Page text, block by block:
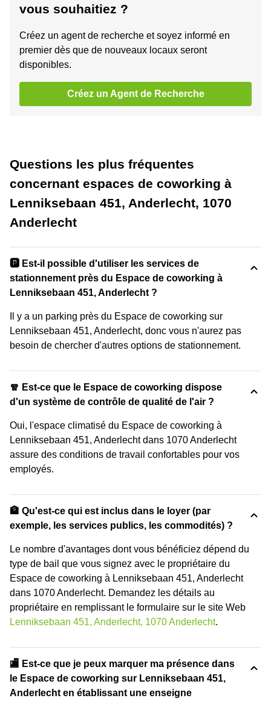
vous souhaitiez ?
Créez un agent de recherche et soyez informé en
premier dès que de nouveaux locaux seront
disponibles.
Créez un Agent de Recherche
Questions les plus fréquentes
concernant espaces de coworking à
Lenniksebaan 451, Anderlecht, 1070
Anderlecht
🅿️ Est-il possible d'utiliser les services de
stationnement près du Espace de coworking à
Lenniksebaan 451, Anderlecht ?
Il y a un parking près du Espace de coworking sur
Lenniksebaan 451, Anderlecht, donc vous n'aurez pas
besoin de chercher d'autres options de stationnement.
🧣 Est-ce que le Espace de coworking dispose
d'un système de contrôle de qualité de l'air ?
Oui, l'espace climatisé du Espace de coworking à
Lenniksebaan 451, Anderlecht dans 1070 Anderlecht
assure des conditions de travail confortables pour vos
employés.
🏦 Qu'est-ce qui est inclus dans le loyer (par
exemple, les services publics, les commodités) ?
Le nombre d'avantages dont vous bénéficiez dépend du
type de bail que vous signez avec le propriétaire du
Espace de coworking à Lenniksebaan 451, Anderlecht
dans 1070 Anderlecht. Demandez les détails au
propriétaire en remplissant le formulaire sur le site Web
Lenniksebaan 451, Anderlecht, 1070 Anderlecht.
🏬 Est-ce que je peux marquer ma présence dans
le Espace de coworking sur Lenniksebaan 451,
Anderlecht en établissant une enseigne